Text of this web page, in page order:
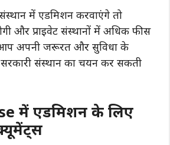
में एडमिशन करवाएंगे तो
और प्राइवेट संस्थानों में अधिक फीस
अपनी जरूरत और सुविधा के
सरकारी संस्थान का चयन कर सकती
में एडमिशन के लिए